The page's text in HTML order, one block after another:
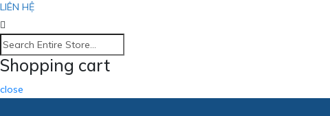
LIÊN HỆ
Shopping cart
close